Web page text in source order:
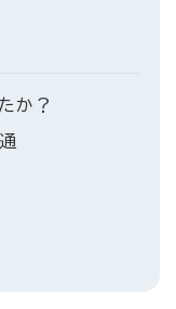
か？